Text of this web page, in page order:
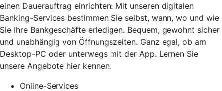
einen Dauerauftrag einrichten: Mit unseren digitalen
Banking-Services bestimmen Sie selbst, wann, wo und wie
Sie Ihre Bankgeschäfte erledigen. Bequem, gewohnt sicher
und unabhängig von Öffnungszeiten. Ganz egal, ob am
Desktop-PC oder unterwegs mit der App. Lernen Sie
unsere Angebote hier kennen.
Online-Services